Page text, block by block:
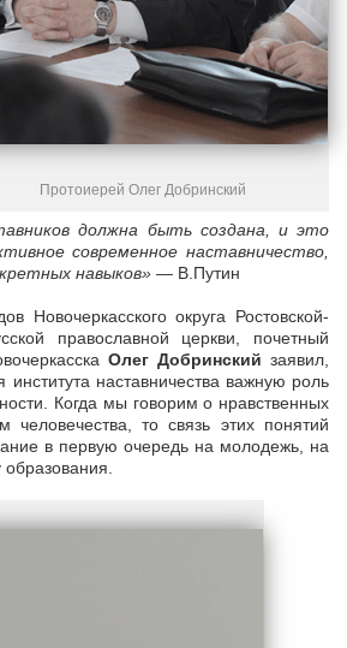
Протоиерей Олег Добринский
должна быть создана, и это
современное наставничество,
навыков» — В.Путин
Новочеркасского округа Ростовской-
православной церкви, почетный
Олег Добринский заявил,
института наставничества важную роль
Когда мы говорим о нравственных
человечества, то связь этих понятий
в первую очередь на молодежь, на
образования.